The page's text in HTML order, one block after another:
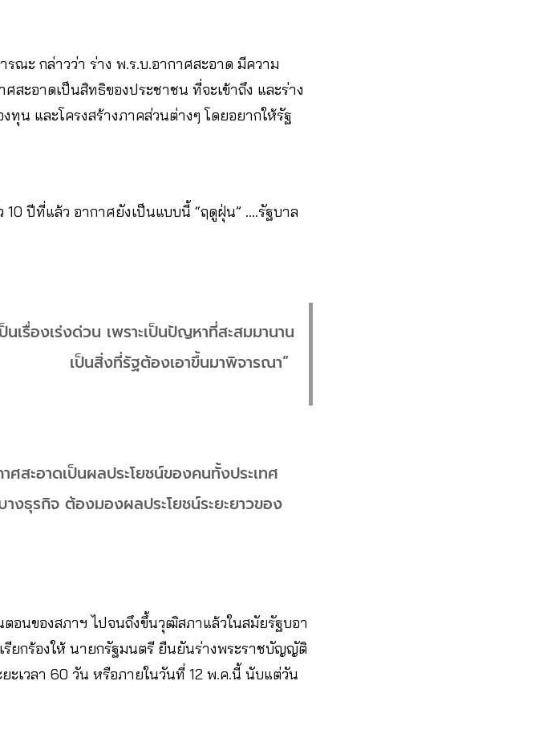
ณะ กล่าวว่า ร่าง พ.ร.บ.อากาศสะอาด มีความ
สะอาดเป็นสิทธิของประชาชน ที่จะเข้าถึง และร่าง
น และโครงสร้างภาคส่วนต่างๆ โดยอยากให้รัฐ
ปีที่แล้ว อากาศยังเป็นแบบนี้ “ฤดูฝุ่น” ….รัฐบาล
เรื่องเร่งด่วน เพราะเป็นปัญหาที่สะสมมานาน
เป็นสิ่งที่รัฐต้องเอาขึ้นมาพิจารณา”
สะอาดเป็นผลประโยชน์ของคนทั้งประเทศ
างธุรกิจ ต้องมองผลประโยชน์ระยะยาวของ
อนของสภาฯ ไปจนถึงขึ้นวุฒิสภาแล้วในสมัยรัฐบอา
รียกร้องให้ นายกรัฐมนตรี ยืนยันร่างพระราชบัญญัติ
ะเวลา 60 วัน หรือภายในวันที่ 12 พ.ค.นี้ นับแต่วัน